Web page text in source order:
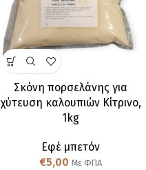
Σκόνη πορσελάνης για
χύτευση καλουπιών Κίτρινο,
1kg
Εφέ μπετόν
€5,00 Με ΦΠΑ